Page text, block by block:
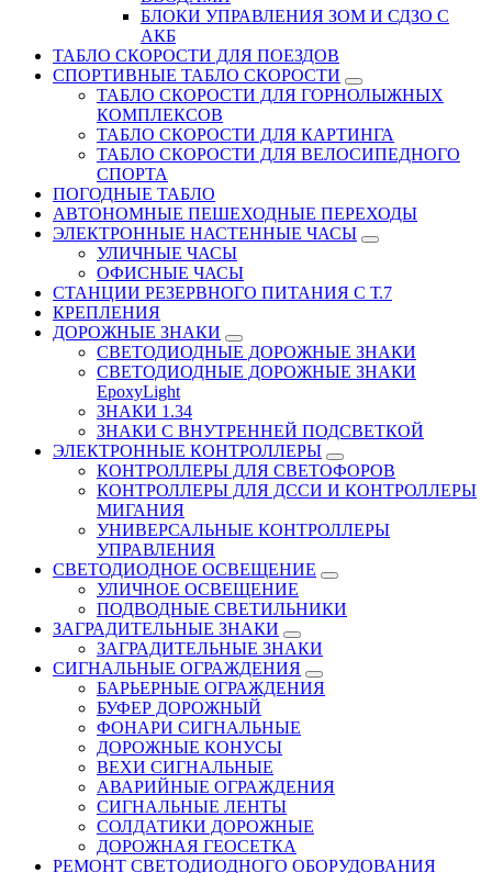
БЛОКИ УПРАВЛЕНИЯ ЗОМ И СДЗО С
АКБ
ТАБЛО СКОРОСТИ ДЛЯ ПОЕЗДОВ
СПОРТИВНЫЕ ТАБЛО СКОРОСТИ
ТАБЛО СКОРОСТИ ДЛЯ ГОРНОЛЫЖНЫХ
КОМПЛЕКСОВ
ТАБЛО СКОРОСТИ ДЛЯ КАРТИНГА
ТАБЛО СКОРОСТИ ДЛЯ ВЕЛОСИПЕДНОГО
СПОРТА
ПОГОДНЫЕ ТАБЛО
АВТОНОМНЫЕ ПЕШЕХОДНЫЕ ПЕРЕХОДЫ
ЭЛЕКТРОННЫЕ НАСТЕННЫЕ ЧАСЫ
УЛИЧНЫЕ ЧАСЫ
ОФИСНЫЕ ЧАСЫ
СТАНЦИИ РЕЗЕРВНОГО ПИТАНИЯ С Т.7
КРЕПЛЕНИЯ
ДОРОЖНЫЕ ЗНАКИ
СВЕТОДИОДНЫЕ ДОРОЖНЫЕ ЗНАКИ
СВЕТОДИОДНЫЕ ДОРОЖНЫЕ ЗНАКИ
EpoxyLight
ЗНАКИ 1.34
ЗНАКИ С ВНУТРЕННЕЙ ПОДСВЕТКОЙ
ЭЛЕКТРОННЫЕ КОНТРОЛЛЕРЫ
КОНТРОЛЛЕРЫ ДЛЯ СВЕТОФОРОВ
КОНТРОЛЛЕРЫ ДЛЯ ДССИ И КОНТРОЛЛЕРЫ
МИГАНИЯ
УНИВЕРСАЛЬНЫЕ КОНТРОЛЛЕРЫ
УПРАВЛЕНИЯ
СВЕТОДИОДНОЕ ОСВЕЩЕНИЕ
УЛИЧНОЕ ОСВЕЩЕНИЕ
ПОДВОДНЫЕ СВЕТИЛЬНИКИ
ЗАГРАДИТЕЛЬНЫЕ ЗНАКИ
ЗАГРАДИТЕЛЬНЫЕ ЗНАКИ
СИГНАЛЬНЫЕ ОГРАЖДЕНИЯ
БАРЬЕРНЫЕ ОГРАЖДЕНИЯ
БУФЕР ДОРОЖНЫЙ
ФОНАРИ СИГНАЛЬНЫЕ
ДОРОЖНЫЕ КОНУСЫ
ВЕХИ СИГНАЛЬНЫЕ
АВАРИЙНЫЕ ОГРАЖДЕНИЯ
СИГНАЛЬНЫЕ ЛЕНТЫ
СОЛДАТИКИ ДОРОЖНЫЕ
ДОРОЖНАЯ ГЕОСЕТКА
РЕМОНТ СВЕТОДИОДНОГО ОБОРУДОВАНИЯ